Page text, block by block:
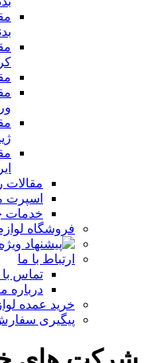
مقالات
اسپرت
خدمات
فروشگاه
ارتباط با ما
تماس با
درباره
خرید عمده
پیگیری